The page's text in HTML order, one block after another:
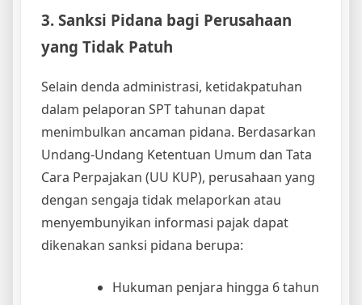
3. Sanksi Pidana bagi Perusahaan
yang Tidak Patuh
Selain denda administrasi, ketidakpatuhan
dalam pelaporan SPT tahunan dapat
menimbulkan ancaman pidana. Berdasarkan
Undang-Undang Ketentuan Umum dan Tata
Cara Perpajakan (UU KUP), perusahaan yang
dengan sengaja tidak melaporkan atau
menyembunyikan informasi pajak dapat
dikenakan sanksi pidana berupa:
Hukuman penjara hingga 6 tahun